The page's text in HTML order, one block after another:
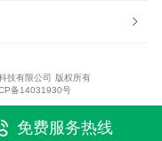
技有限公司 版权所有
备14031930号
免费服务热线